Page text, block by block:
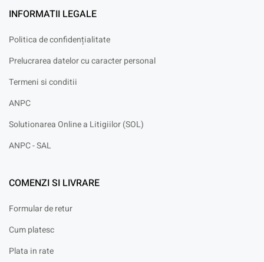
INFORMATII LEGALE
Politica de confidențialitate
Prelucrarea datelor cu caracter personal
Termeni si conditii
ANPC
Solutionarea Online a Litigiilor (SOL)
ANPC - SAL
COMENZI SI LIVRARE
Formular de retur
Cum platesc
Plata in rate